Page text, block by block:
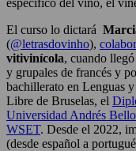
El curso lo dictará
(@letrasdovinho),
vitivinícola, cuando
y grupales de francés y
bachillerato en Lenguas
Libre de Bruselas, el
Universidad Andrés Bello
WSET. Desde el 2022,
(desde español a